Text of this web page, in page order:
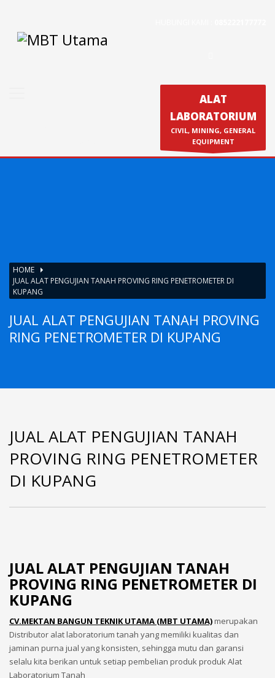
Contact Us
PT. MBT UTAMA
ALAT
LABORATORIUM
CIVIL, MINING, GENERAL
EQUIPMENT
HOME
JUAL ALAT PENGUJIAN TANAH PROVING RING PENETROMETER DI
KUPANG
JUAL ALAT PENGUJIAN TANAH PROVING
RING PENETROMETER DI KUPANG
JUAL ALAT PENGUJIAN TANAH
PROVING RING PENETROMETER
DI KUPANG
JUAL ALAT PENGUJIAN TANAH
PROVING RING PENETROMETER DI
KUPANG
CV.MEKTAN BANGUN TEKNIK UTAMA (MBT UTAMA)merupakan
Distributor alat laboratorium tanah yang memiliki kualitas dan
jaminan purna jual yang konsisten, sehingga mutu dan garansi
selalu kita berikan untuk setiap pembelian produk produk Alat
Laboratorium Tanah